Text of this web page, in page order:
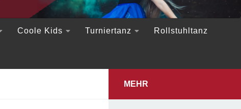
Coole Kids Turniertanz Rollstuhltanz
MEHR